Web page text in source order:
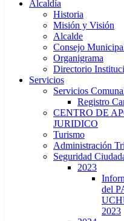
Alcaldía
Historia
Misión y Visión
Alcalde
Consejo
Organigrama
Directorio
Servicios
Servicios
Registro
CENTRO DE
JURIDICO
Turismo
Administración
Seguridad
2023
del
2023